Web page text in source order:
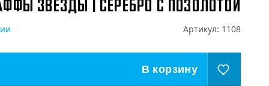
ЗВЕЗДЫ | СЕРЕБРО С ПОЗОЛОТОЙ
Артикул: 1108
В корзину